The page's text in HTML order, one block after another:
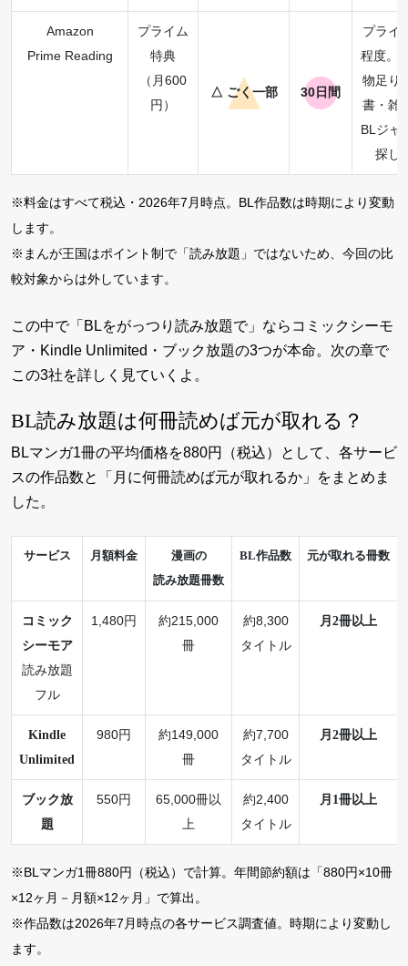
Amazon
Prime Reading
プライム
特典
（月600
円）
△ ごく一部 30日間
プライ
程度。
物足り
書・雑
BLジャ
探し
※料金はすべて税込・2026年7月時点。BL作品数は時期により変動
します。
※まんが王国はポイント制で「読み放題」ではないため、今回の比
較対象からは外しています。
この中で「BLをがっつり読み放題で」ならコミックシーモ
ア・Kindle Unlimited・ブック放題の3つが本命。次の章で
この3社を詳しく見ていくよ。
BL読み放題は何冊読めば元が取れる？
BLマンガ1冊の平均価格を880円（税込）として、各サービ
スの作品数と「月に何冊読めば元が取れるか」をまとめま
した。
サービス 月額料金
漫画の
読み放題冊数
BL作品数 元が取れる冊数
コミック
シーモア
読み放題
フル
1,480円
約215,000
冊
約8,300
タイトル
月2冊以上
Kindle
Unlimited
980円
約149,000
冊
約7,700
タイトル
月2冊以上
ブック放
題
550円
65,000冊以
上
約2,400
タイトル
月1冊以上
※BLマンガ1冊880円（税込）で計算。年間節約額は「880円×10冊
×12ヶ月－月額×12ヶ月」で算出。
※作品数は2026年7月時点の各サービス調査値。時期により変動し
ます。